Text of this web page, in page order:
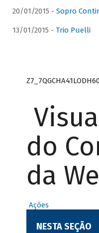
20/01/2015 - Sopro
13/01/2015 - Trio Puelli
do
da
Ações
NESTA SEÇÃO